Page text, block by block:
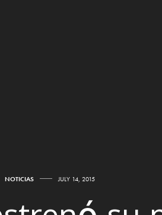
NOTICIAS JULY 14, 2015